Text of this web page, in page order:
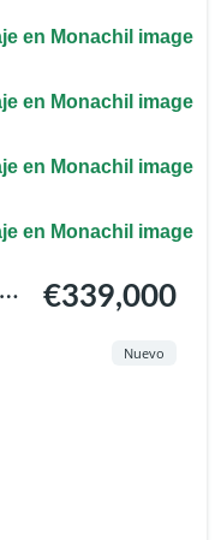
€339,000
Nuevo